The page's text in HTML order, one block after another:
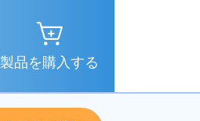
製品を購入する